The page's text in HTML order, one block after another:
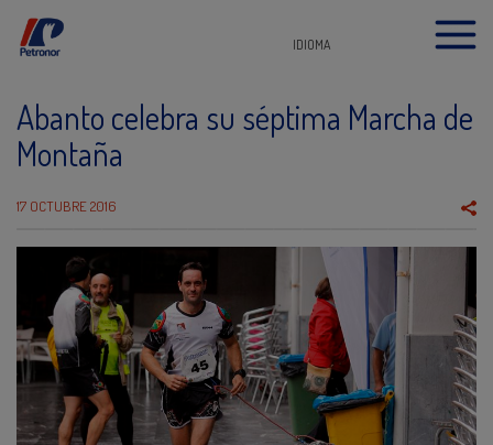
IDIOMA
Abanto celebra su séptima Marcha de
Montaña
17 OCTUBRE 2016